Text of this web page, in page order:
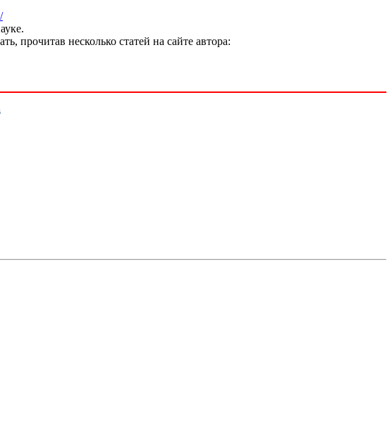
прочитав несколько статей на сайте автора: